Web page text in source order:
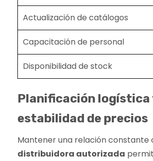
Actualización de catálogos
Capacitación de personal
Disponibilidad de stock
Planificación logística
estabilidad de precios
Mantener una relación constante
distribuidora autorizada